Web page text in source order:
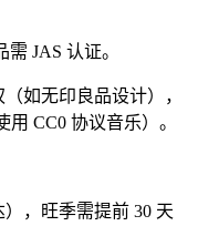
JAS 认证。
如无印良品设计），
CC0 协议音乐）。
，旺季需提前 30 天